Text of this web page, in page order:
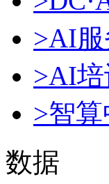
>AI服
>AI培
>智
数据